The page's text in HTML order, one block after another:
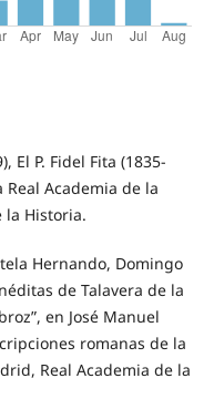
El P. Fidel Fita (1835-
Academia de la
la Historia.
Hernando, Domingo
de Talavera de la
en José Manuel
romanas de la
Real Academia de la